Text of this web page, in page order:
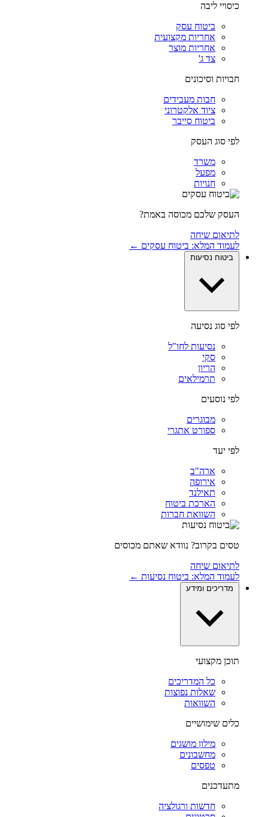
כיסויי ליבה
ביטוח עסק
אחריות מקצועית
אחריות מוצר
צד ג'
חבויות וסיכונים
חבות מעבידים
ציוד אלקטרוני
ביטוח סייבר
לפי סוג העסק
משרד
מפעל
חנויות
העסק שלכם מכוסה באמת?
לתיאום שיחה
לעמוד המלא: ביטוח עסקים ←
ביטוח נסיעות
לפי סוג נסיעה
נסיעות לחו"ל
סקי
הריון
תרמילאים
לפי נוסעים
מבוגרים
ספורט אתגרי
לפי יעד
ארה"ב
אירופה
תאילנד
הארכת ביטוח
השוואת חברות
טסים בקרוב? נוודא שאתם מכוסים
לתיאום שיחה
לעמוד המלא: ביטוח נסיעות ←
מדריכים ומידע
תוכן מקצועי
כל המדריכים
שאלות נפוצות
השוואות
כלים שימושיים
מילון מושגים
מחשבונים
טפסים
מתעדכנים
חדשות ורגולציה